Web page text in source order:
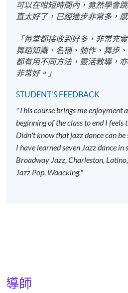
爵士舞（一）
日期 / 時間
逢周日，10:00am - 12:00pm
可以在咁短時間內，竟然學會
直太好了，已經進步非常多，
「毎堂都接收到好多，非常充
舞蹈知識、名稱、動作、舞步
都有用不同方法，靈活教導，
非常好。」
STUDENT'S FEEDBACK
"This course brings me enjoyment
beginning of the class to end I
Didn't know that jazz dance can
I have learned seven Jazz dance in
Broadway Jazz, Charleston,
Jazz Pop, Waacking."
導師